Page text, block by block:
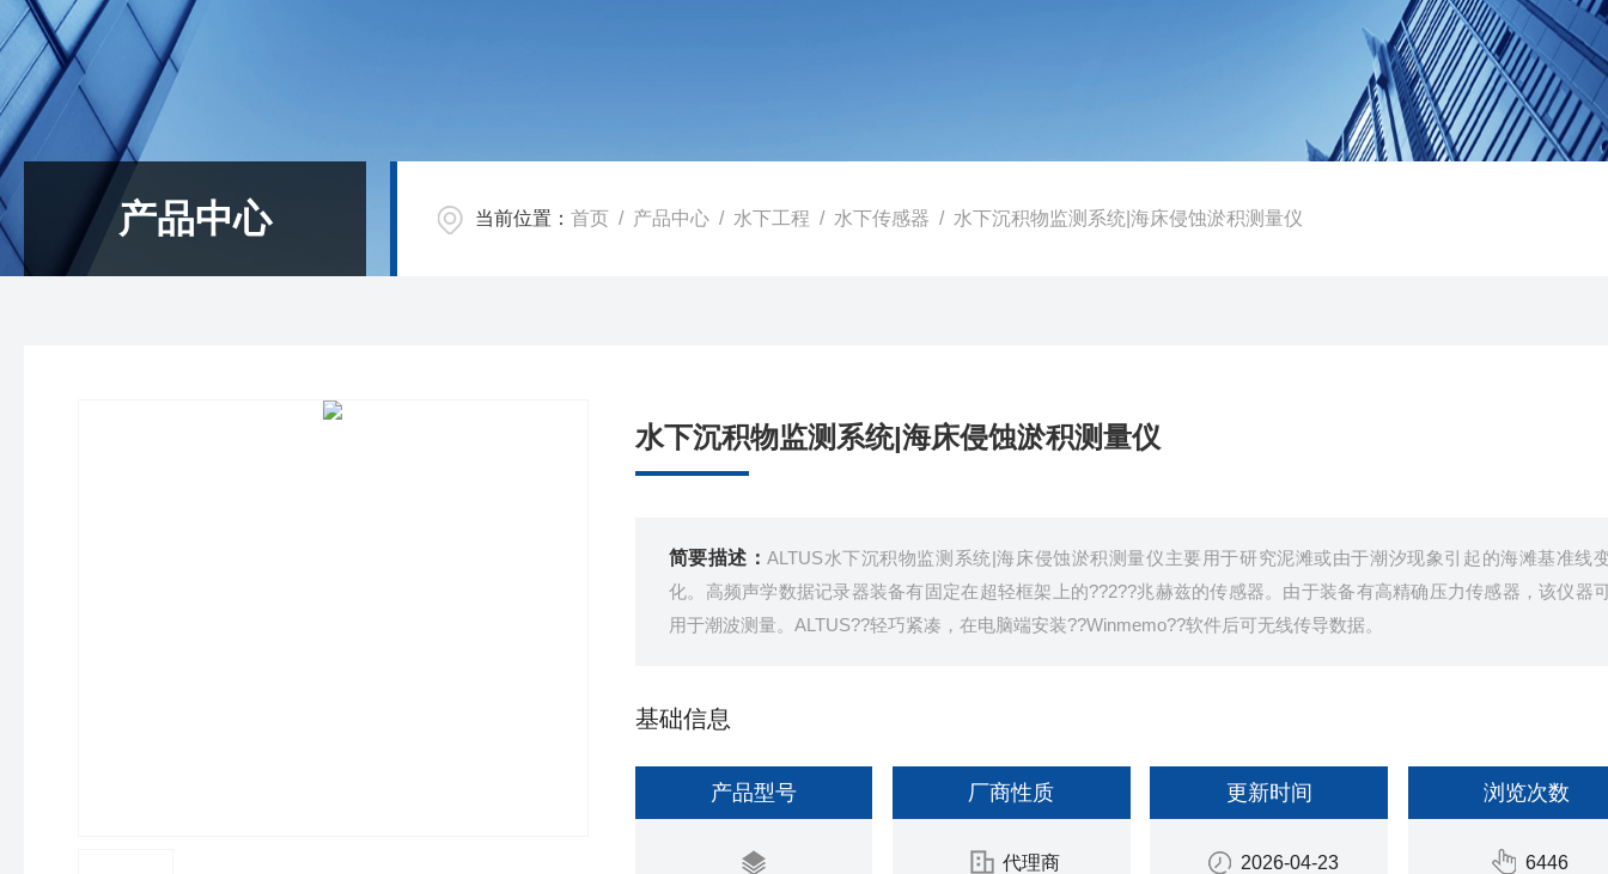
产品中心 当前位置： 首页 / 产品中心 / 水下工程 / 水下传感器 / 水下沉积物监测系统|海床侵蚀淤积测量仪
水下沉积物监测系统|海床侵蚀淤积测量仪
简要描述： ALTUS水下沉积物监测系统|海床侵蚀淤积测量仪主要用于研究泥滩或由于潮汐现象引起的海滩基准线
化。高频声学数据记录器装备有固定在超轻框架上的??2??兆赫兹的传感器。由于装备有高精确压力传感器，该仪器
用于潮波测量。ALTUS??轻巧紧凑，在电脑端安装??Winmemo??软件后可无线传导数据。
基础信息
产品型号 厂商性质
代理商
更新时间
2026-04-23
浏览次数
6446